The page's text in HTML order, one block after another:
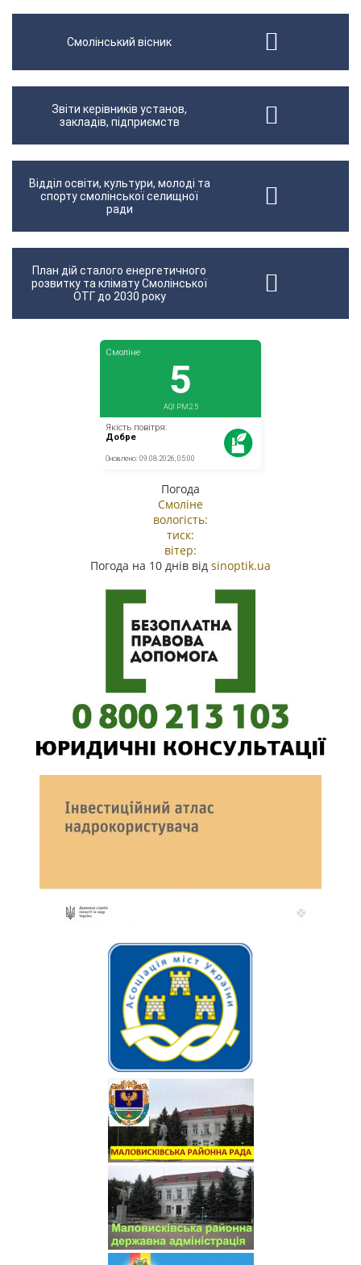
Смолінський вісник
Звіти керівників установ,
закладів, підприємств
Відділ освіти, культури, молоді та
спорту смолінської селищної
ради
План дій сталого енергетичного
розвитку та клімату Смолінської
ОТГ до 2030 року
Погода
Смоліне
вологість:
тиск:
вітер:
Погода на 10 днів від sinoptik.ua